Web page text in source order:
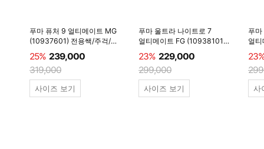
푸마 퓨처 9 얼티메이트 MG
(10937601) 전용쌕/주걱/
양말 #
25% 239,000
319,000
사이즈 보기
푸마 울트라 나이트로 7
얼티메이트 FG (10938101)
전용쌕/주걱/양말 #
23% 229,000
299,000
사이즈 보기
푸
얼
전
사